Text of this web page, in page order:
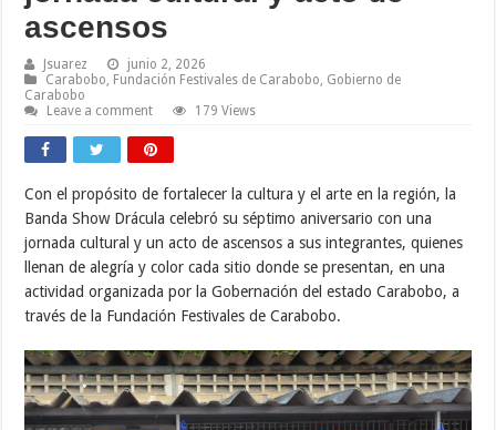
ascensos
Jsuarez
junio 2, 2026
Carabobo Fundación Festivales de Carabobo Gobierno de
Carabobo
Leave a comment
179 Views
Con el propósito de fortalecer la cultura y el arte en la región, la
Banda Show Drácula celebró su séptimo aniversario con una
jornada cultural y un acto de ascensos a sus integrantes, quienes
llenan de alegría y color cada sitio donde se presentan, en una
actividad organizada por la Gobernación del estado Carabobo, a
través de la Fundación Festivales de Carabobo.